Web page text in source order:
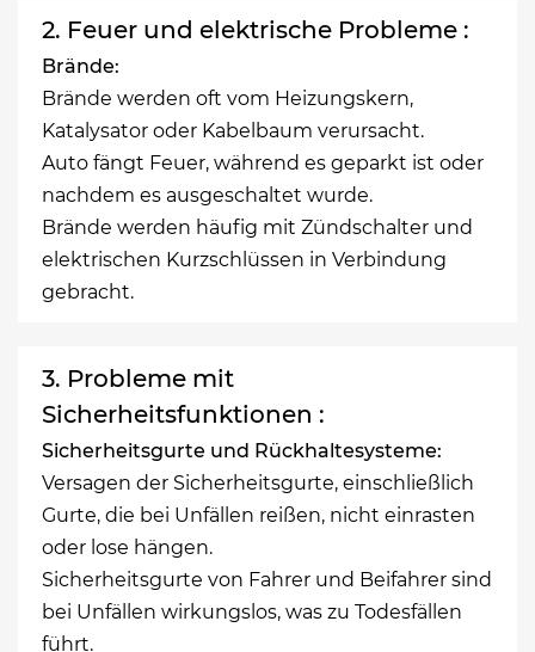
2. Feuer und elektrische Probleme :
Brände:
Brände werden oft vom Heizungskern,
Katalysator oder Kabelbaum verursacht.
Auto fängt Feuer, während es geparkt ist oder
nachdem es ausgeschaltet wurde.
Brände werden häufig mit Zündschalter und
elektrischen Kurzschlüssen in Verbindung
gebracht.
3. Probleme mit
Sicherheitsfunktionen :
Sicherheitsgurte und Rückhaltesysteme:
Versagen der Sicherheitsgurte, einschließlich
Gurte, die bei Unfällen reißen, nicht einrasten
oder lose hängen.
Sicherheitsgurte von Fahrer und Beifahrer sind
bei Unfällen wirkungslos, was zu Todesfällen
führt.